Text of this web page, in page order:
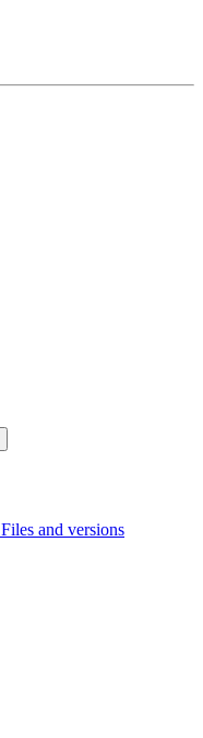
Files and versions